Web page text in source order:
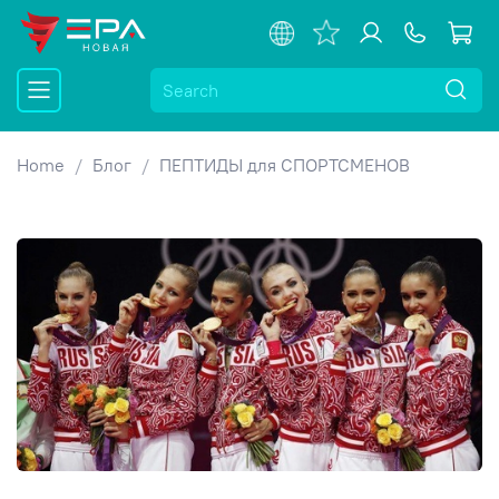
Home Блог ПЕПТИДЫ для СПОРТСМЕНОВ